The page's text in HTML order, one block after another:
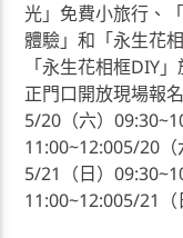
光」免費小旅行、
體驗」和「永生花
「永生花相框DIY
正門口開放現場報
5/20（六）
11:00~12:005/20
5/21（日）
11:00~12:005/21